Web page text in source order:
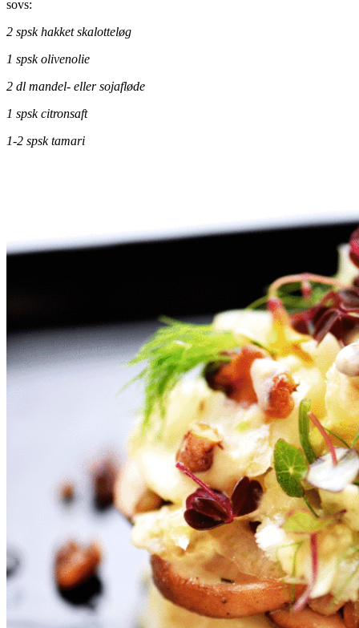
sovs:
2 spsk hakket skalotteløg
1 spsk olivenolie
2 dl mandel- eller sojafløde
1 spsk citronsaft
1-2 spsk tamari